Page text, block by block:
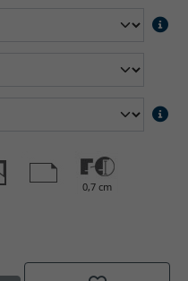
0,7 cm